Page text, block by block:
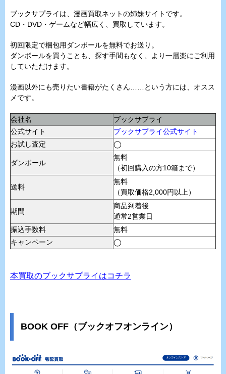
ブックサプライは、漫画買取ネットの姉妹サイトです。
CD・DVD・ゲームなど幅広く、買取しています。
初回限定で梱包用ダンボールを無料でお送り。
ダンボールを買うことも、探す手間もなく、より一層楽にご利用
していただけます。
漫画以外にも売りたい書籍がたくさん……という方には、オスス
メです。
会社名
ブックサプライ
公式サイト
ブックサプライ公式サイト
お試し査定
◯
ダンボール
無料
（初回購入の方10箱まで）
送料
無料
（買取価格2,000円以上）
期間
商品到着後
通常2営業日
振込手数料
無料
キャンペーン
◯
本買取のブックサプライはコチラ
BOOK OFF（ブックオフオンライン）